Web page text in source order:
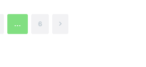
… 6